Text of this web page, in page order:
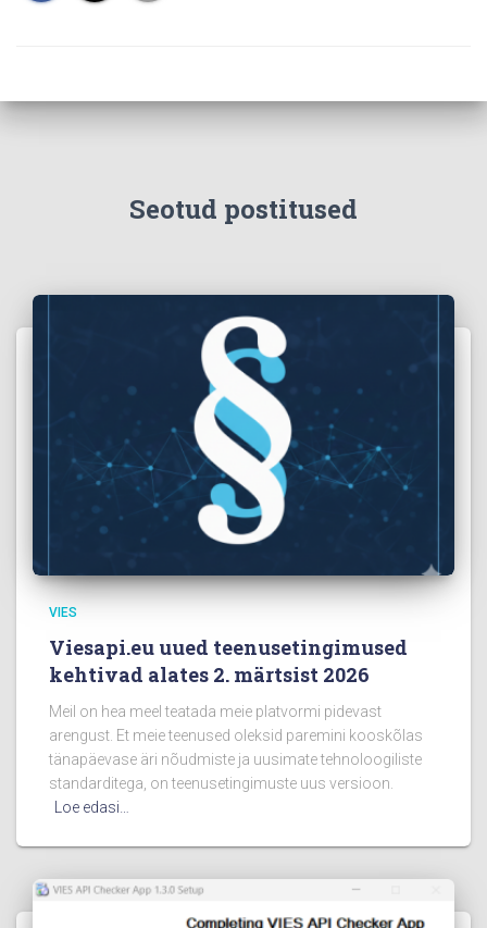
Seotud postitused
VIES
Viesapi.eu uued teenusetingimused
kehtivad alates 2. märtsist 2026
Meil on hea meel teatada meie platvormi pidevast
arengust. Et meie teenused oleksid paremini kooskõlas
tänapäevase äri nõudmiste ja uusimate tehnoloogiliste
standarditega, on teenusetingimuste uus versioon.
Loe edasi…